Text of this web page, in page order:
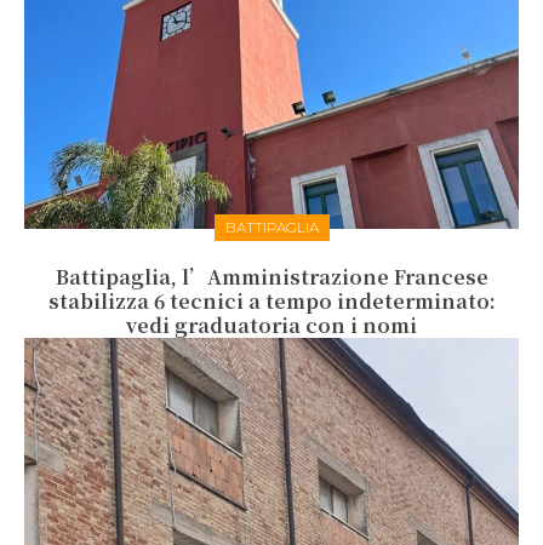
BATTIPAGLIA
Battipaglia, l’Amministrazione Francese
stabilizza 6 tecnici a tempo indeterminato:
vedi graduatoria con i nomi